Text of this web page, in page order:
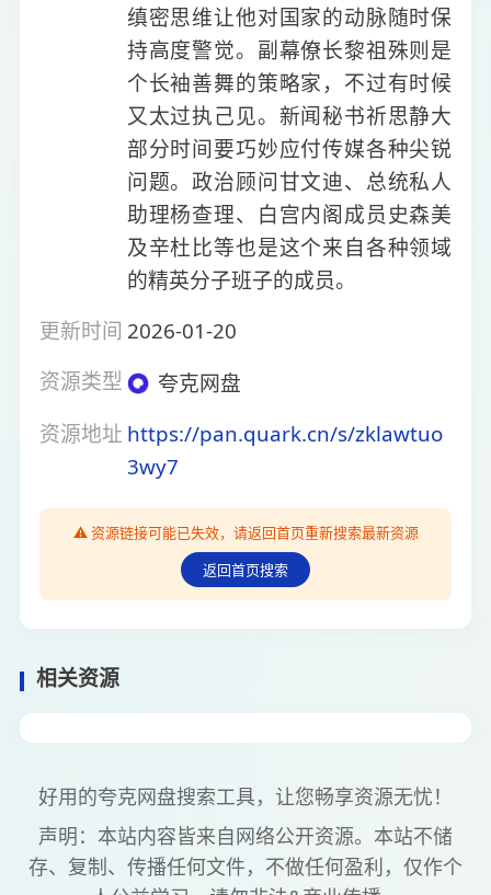
缜密思维让他对国家的动脉随时保
持高度警觉。副幕僚长黎祖殊则是
个长袖善舞的策略家，不过有时候
又太过执己见。新闻秘书祈思静大
部分时间要巧妙应付传媒各种尖锐
问题。政治顾问甘文迪、总统私人
助理杨查理、白宫内阁成员史森美
及辛杜比等也是这个来自各种领域
的精英分子班子的成员。
更新时间 2026-01-20
资源类型
夸克网盘
资源地址 https://pan.quark.cn/s/zklawtuo
3wy7
⚠️ 资源链接可能已失效，请返回首页重新搜索最新资源
返回首页搜索
相关资源
好用的夸克网盘搜索工具，让您畅享资源无忧！
声明：本站内容皆来自网络公开资源。本站不储
存、复制、传播任何文件，不做任何盈利，仅作个